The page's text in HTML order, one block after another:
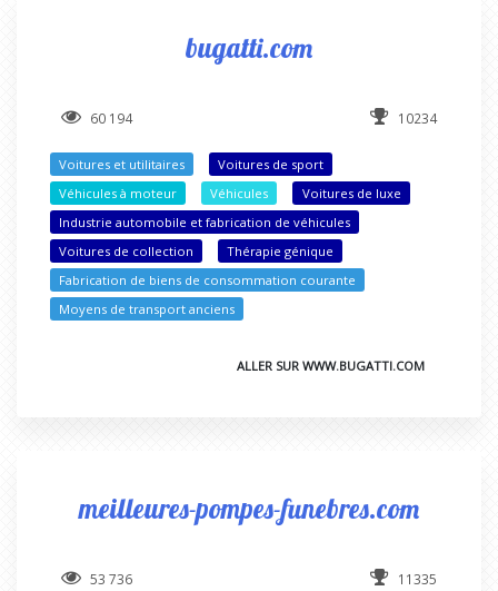
bugatti.com
60 194 10234
Voitures et utilitaires
Voitures de sport
Véhicules à moteur
Véhicules
Voitures de luxe
Industrie automobile et fabrication de véhicules
Voitures de collection
Thérapie génique
Fabrication de biens de consommation courante
Moyens de transport anciens
ALLER SUR WWW.BUGATTI.COM
meilleures-pompes-funebres.com
53 736 11335